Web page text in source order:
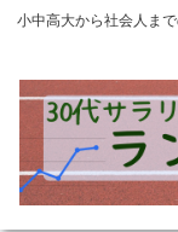
小中高大から社会人ま